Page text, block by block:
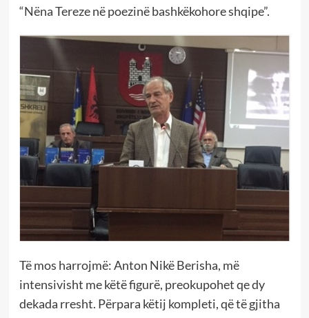
“Nëna Tereze në poezinë bashkëkohore shqipe”.
Të mos harrojmë: Anton Nikë Berisha, më
intensivisht me këtë figurë, preokupohet qe dy
dekada rresht. Përpara këtij kompleti, që të gjitha